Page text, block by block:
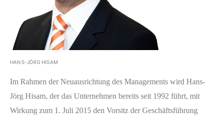
HANS-JÖRG HISAM
Im Rahmen der Neuausrichtung des Managements wird Hans-
Jörg Hisam, der das Unternehmen bereits seit 1992 führt, mit
Wirkung zum 1. Juli 2015 den Vorsitz der Geschäftsführung